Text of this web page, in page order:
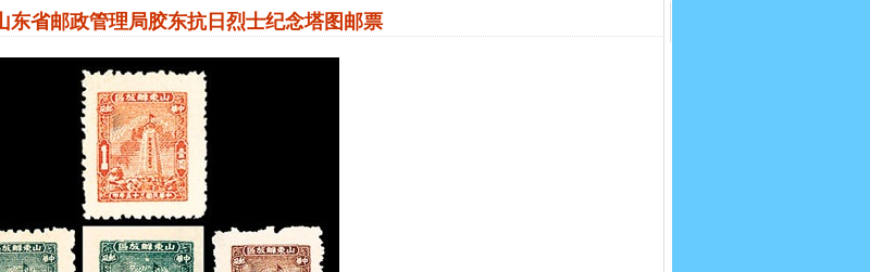
东省邮政管理局胶东抗日烈士纪念塔图邮票